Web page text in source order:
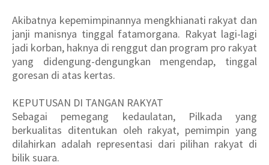
Akibatnya kepemimpinannya mengkhianati rakyat dan
janji manisnya tinggal fatamorgana. Rakyat lagi-lagi
jadi korban, haknya di renggut dan program pro rakyat
yang didengung-dengungkan mengendap, tinggal
goresan di atas kertas.
KEPUTUSAN DI TANGAN RAKYAT
Sebagai pemegang kedaulatan, Pilkada yang
berkualitas ditentukan oleh rakyat, pemimpin yang
dilahirkan adalah representasi dari pilihan rakyat di
bilik suara.